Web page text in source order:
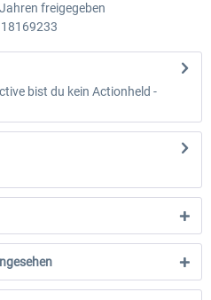
freigegeben
bist du kein Actionheld -